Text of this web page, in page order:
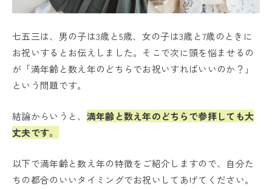
七五三は、男の子は3歳と5歳、女の子は3歳と7歳のときに
お祝いするとお伝えしました。そこで次に頭を悩ませるの
が「満年齢と数え年のどちらでお祝いすればいいのか？」
という問題です。
結論からいうと、 満年齢と数え年のどちらで参拝しても大
丈夫です。
以下で満年齢と数え年の特徴をご紹介しますので、自分た
ちの都合のいいタイミングでお祝いしてあげてください。